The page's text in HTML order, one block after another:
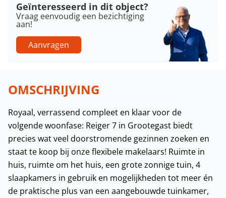
Geïnteresseerd in dit object?
Vraag eenvoudig een bezichtiging
aan!
Aanvragen
OMSCHRIJVING
Royaal, verrassend compleet en klaar voor de
volgende woonfase: Reiger 7 in Grootegast biedt
precies wat veel doorstromende gezinnen zoeken en
staat te koop bij onze flexibele makelaars! Ruimte in
huis, ruimte om het huis, een grote zonnige tuin, 4
slaapkamers in gebruik en mogelijkheden tot meer én
de praktische plus van een aangebouwde tuinkamer,